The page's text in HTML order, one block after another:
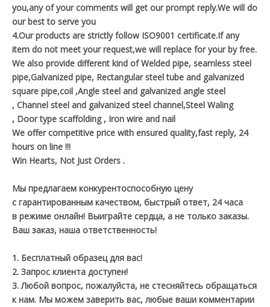
you,any of your comments will get our prompt reply.We will do
our best to serve you
4.Our products are strictly follow ISO9001 certificate.If any
item do not meet your request,we will replace for your by free.
We also provide different kind of Welded pipe, seamless steel
pipe,Galvanized pipe, Rectangular steel tube and galvanized
square pipe,coil ,Angle steel and galvanized angle steel
, Channel steel and galvanized steel channel,Steel Waling
, Door type scaffolding , Iron wire and nail
We offer competitive price with ensured quality,fast reply, 24
hours on line !!!
Win Hearts, Not Just Orders .
Мы предлагаем конкурентоспособную цену
с гарантированным качеством, быстрый ответ, 24 часа
в режиме онлайн! Выиграйте сердца, а не только заказы.
Ваш заказ, наша ответственность!
1. Бесплатный образец для вас!
2. Запрос клиента доступен!
3. Любой вопрос, пожалуйста, не стесняйтесь обращаться
к нам. Мы можем заверить вас, любые ваши комментарии